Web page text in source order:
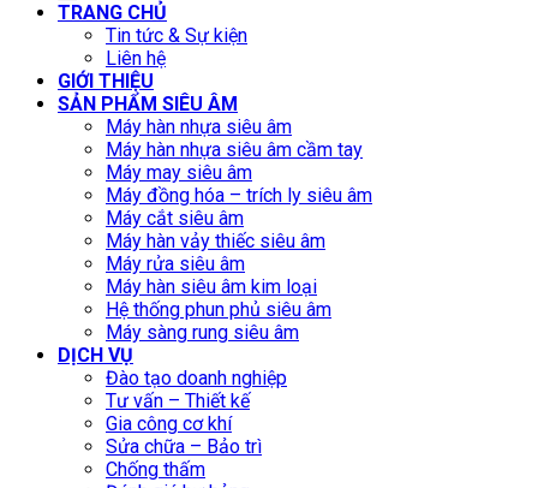
TRANG CHỦ
Tin tức & Sự kiện
Liên hệ
GIỚI THIỆU
SẢN PHẨM SIÊU ÂM
Máy hàn nhựa siêu âm
Máy hàn nhựa siêu âm cầm tay
Máy may siêu âm
Máy đồng hóa – trích ly siêu âm
Máy cắt siêu âm
Máy hàn vảy thiếc siêu âm
Máy rửa siêu âm
Máy hàn siêu âm kim loại
Hệ thống phun phủ siêu âm
Máy sàng rung siêu âm
DỊCH VỤ
Đào tạo doanh nghiệp
Tư vấn – Thiết kế
Gia công cơ khí
Sửa chữa – Bảo trì
Chống thấm